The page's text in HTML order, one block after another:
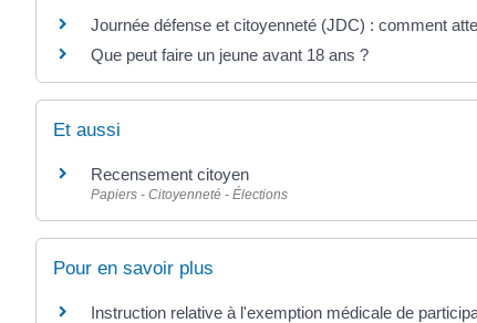
Journée défense et citoyenneté (JDC) : comment
Que peut faire un jeune avant 18 ans ?
Et aussi
Recensement citoyen
Papiers - Citoyenneté - Élections
Pour en savoir plus
Instruction relative à l'exemption médicale de